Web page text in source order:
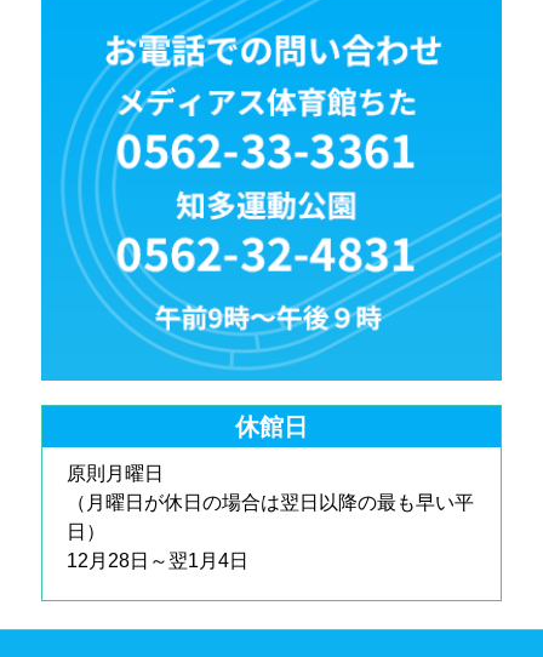
休館日
原則月曜日
（月曜日が休日の場合は翌日以降の最も早い平
日）
12月28日～翌1月4日